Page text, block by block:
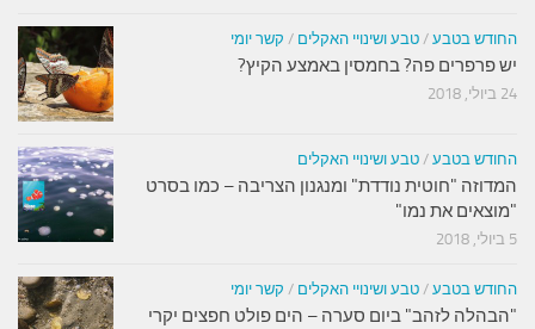
החודש בטבע / טבע ושינויי האקלים / קשר יומי
יש פרפרים פה? בחמסין באמצע הקיץ?
24 ביולי, 2018
החודש בטבע / טבע ושינויי האקלים
המדוזה "חוטית נודדת" ומנגנון הצריבה – כמו בסרט
"מוצאים את נמו"
5 ביולי, 2018
החודש בטבע / טבע ושינויי האקלים / קשר יומי
"הבהלה לזהב" ביום סערה – הים פולט חפצים יקרי